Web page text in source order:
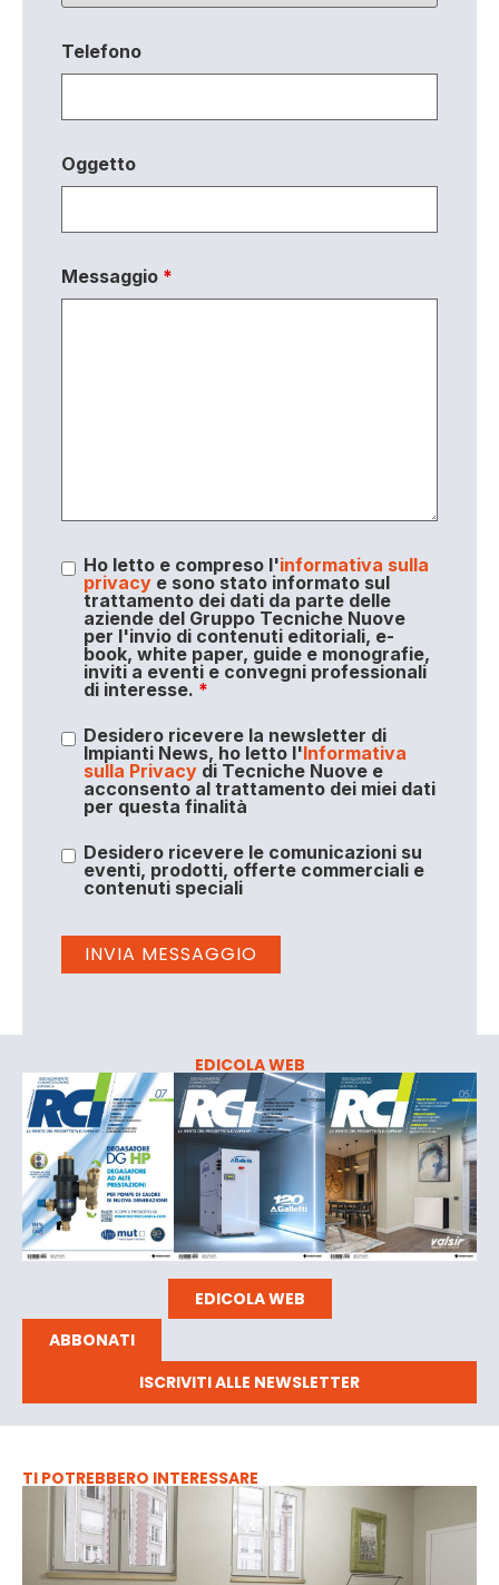
Telefono
Oggetto
Messaggio *
Ho letto e compreso l'informativa sulla
privacye sono stato informato sul
trattamento dei dati da parte delle
aziende del Gruppo Tecniche Nuove
per l'invio di contenuti editoriali, e-
book, white paper, guide e monografie,
inviti a eventi e convegni professionali
di interesse. *
Desidero ricevere la newsletter di
Impianti News, ho letto l'Informativa
sulla Privacydi Tecniche Nuove e
acconsento al trattamento dei miei dati
per questa finalità
Desidero ricevere le comunicazioni su
eventi, prodotti, offerte commerciali e
contenuti speciali
EDICOLA WEB
EDICOLA WEB
ABBONATI
ISCRIVITI ALLE NEWSLETTER
TI POTREBBERO INTERESSARE